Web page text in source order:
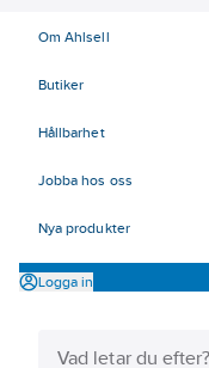
Om Ahlsell
Butiker
Hållbarhet
Jobba hos oss
Nya produkter
Logga in